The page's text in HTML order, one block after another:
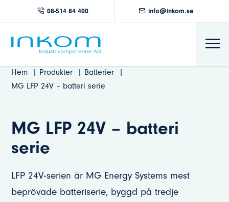
08-514 84 400 info@inkom.se
Hem Produkter
Batterier
MG LFP 24V – batteri serie
MG LFP 24V – batteri
serie
LFP 24V-serien är MG Energy Systems mest
beprövade batteriserie, byggd på tredje